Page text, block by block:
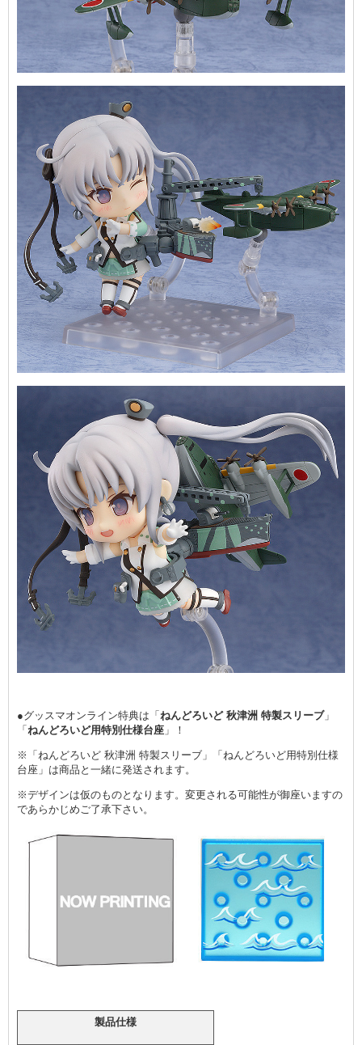
●グッスマオンライン特典は「 ねんどろいど 秋津洲 特製スリーブ」
「 ねんどろいど用特別仕様台座 」！
※「ねんどろいど 秋津洲 特製スリーブ」「ねんどろいど用特別仕様
台座」は商品と一緒に発送されます。
※デザインは仮のものとなります。変更される可能性が御座いますの
であらかじめご了承下さい。
製品仕様